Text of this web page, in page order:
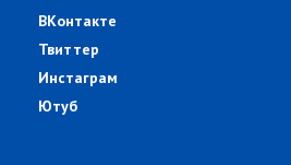
ВКонтакте
Твиттер
Инстаграм
Ютуб